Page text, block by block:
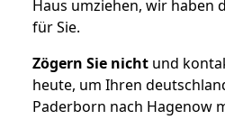
Haus umziehen, wir haben
für Sie.
Zögern Sie nicht und
heute, um Ihren
Paderborn nach Hagenow